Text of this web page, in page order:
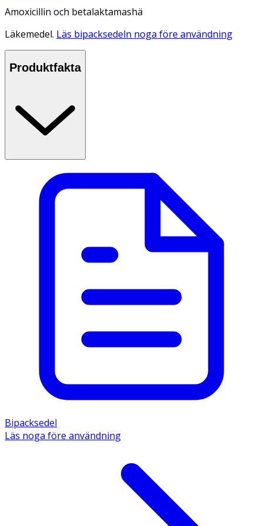
Amoxicillin och betalaktamashä
Läkemedel. Läs bipacksedeln noga före användning
Produktfakta
Bipacksedel
Läs noga före användning